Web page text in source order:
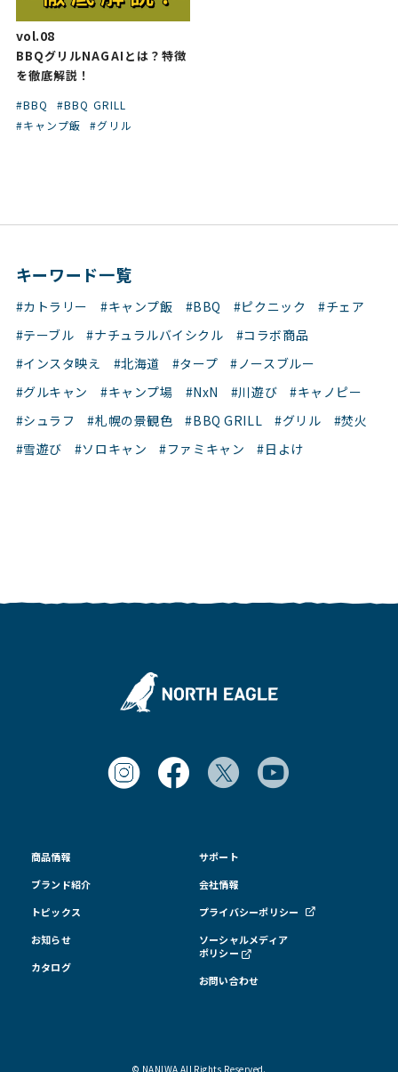
vol.08
BBQグリルNAGAIとは？特徴
を徹底解説！
#BBQ
#BBQ GRILL
#キャンプ飯
#グリル
キーワード一覧
#カトラリー #キャンプ飯 #BBQ #ピクニック
#チェア
#テーブル
#ナチュラルバイシクル
#コラボ商品
#インスタ映え
#北海道 #タープ
#ノースブルー
#グルキャン
#キャンプ場 #NxN #川遊び
#キャノピー
#シュラフ
#札幌の景観色 #BBQ GRILL #グリル
#焚火
#雪遊び
#ソロキャン #ファミキャン #日よけ
商品情報
ブランド紹介
トピックス
お知らせ
カタログ
サポート
会社情報
プライバシーポリシー
ソーシャルメディア
ポリシー
お問い合わせ
© NANIWA All Rights Reserved.